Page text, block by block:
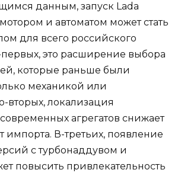
данным, запуск Lada
и автоматом может стать
для всего российского
это расширение выбора
которые раньше были
механикой или
вторых, локализация
агрегатов снижает
импорта. В-третьих, появление
с турбонаддувом и
повысить привлекательность